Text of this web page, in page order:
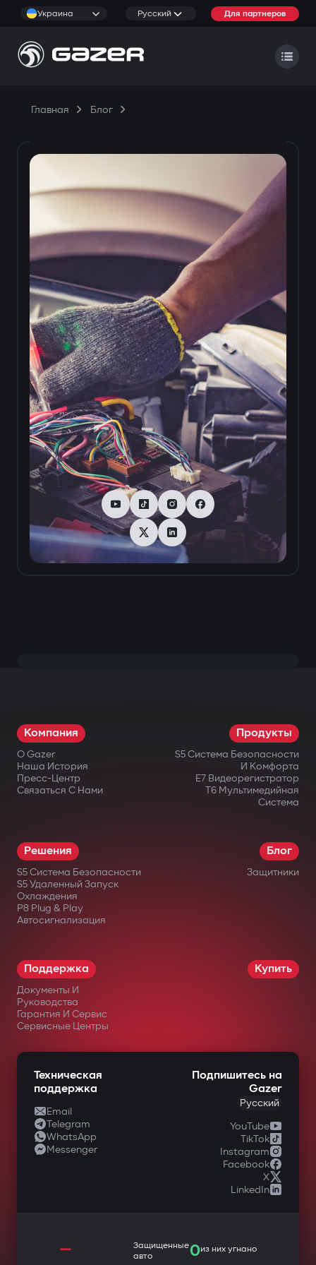
Украина Русский Для партнеров
Главная Блог
Компания
О Gazer
Наша История
Пресс-Центр
Связаться С Нами
Продукты
S5 Система Безопасности
И Комфорта
E7 Видеорегистратор
T6 Мультимедийная
Система
Решения
S5 Система Безопасности
S5 Удаленный Запуск
Охлаждения
P8 Plug & Play
Автосигнализация
Блог
Защитники
Поддержка
Документы И
Руководства
Гарантия И Сервис
Сервисные Центры
Купить
Техническая
поддержка
Email
Telegram
WhatsApp
Messenger
Подпишитесь на
Gazer
Русский
YouTube
TikTok
Instagram
Facebook
X
LinkedIn
—
Защищенные
авто
0из них угнано